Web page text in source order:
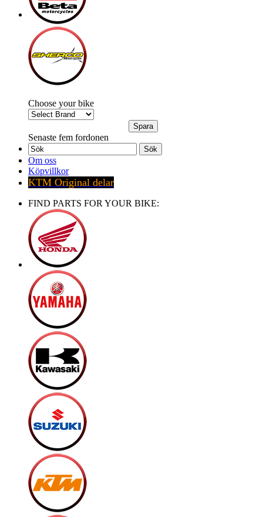
Choose your bike
Senaste fem fordonen
Sök
Om oss
Köpvillkor
KTM Original delar
FIND PARTS FOR YOUR BIKE: